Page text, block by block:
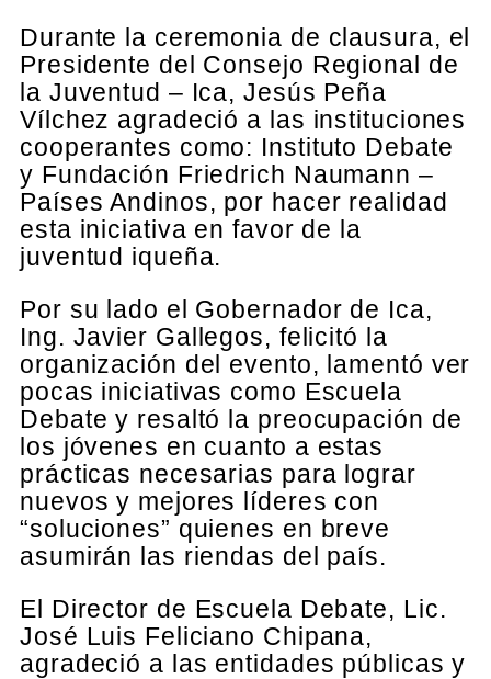
Durante la ceremonia de clausura, el
Presidente del Consejo Regional de
la Juventud – Ica, Jesús Peña
Vílchez agradeció a las instituciones
cooperantes como: Instituto Debate
y Fundación Friedrich Naumann –
Países Andinos, por hacer realidad
esta iniciativa en favor de la
juventud iqueña.
Por su lado el Gobernador de Ica,
Ing. Javier Gallegos, felicitó la
organización del evento, lamentó ver
pocas iniciativas como Escuela
Debate y resaltó la preocupación de
los jóvenes en cuanto a estas
prácticas necesarias para lograr
nuevos y mejores líderes con
“soluciones” quienes en breve
asumirán las riendas del país.
El Director de Escuela Debate, Lic.
José Luis Feliciano Chipana,
agradeció a las entidades públicas y